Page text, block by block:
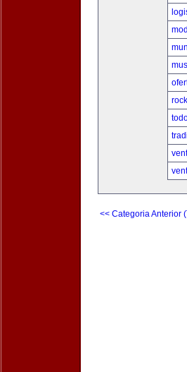
<< Categoria Anterior